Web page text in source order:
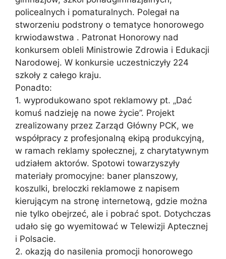
policealnych i pomaturalnych. Polegał na
stworzeniu podstrony o tematyce honorowego
krwiodawstwa . Patronat Honorowy nad
konkursem obleli Ministrowie Zdrowia i Edukacji
Narodowej. W konkursie uczestniczyły 224
szkoły z całego kraju.
Ponadto:
1. wyprodukowano spot reklamowy pt. „Dać
komuś nadzieję na nowe życie”. Projekt
zrealizowany przez Zarząd Główny PCK, we
współpracy z profesjonalną ekipą produkcyjną,
w ramach reklamy społecznej, z charytatywnym
udziałem aktorów. Spotowi towarzyszyły
materiały promocyjne: baner planszowy,
koszulki, breloczki reklamowe z napisem
kierującym na stronę internetową, gdzie można
nie tylko obejrzeć, ale i pobrać spot. Dotychczas
udało się go wyemitować w Telewizji Aptecznej
i Polsacie.
2. okazją do nasilenia promocji honorowego